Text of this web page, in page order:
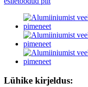
Lühike kirjeldus: